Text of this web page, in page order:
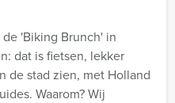
'Biking Brunch' in
dat is fietsen, lekker
de stad zien, met Holland
Waarom? Wij